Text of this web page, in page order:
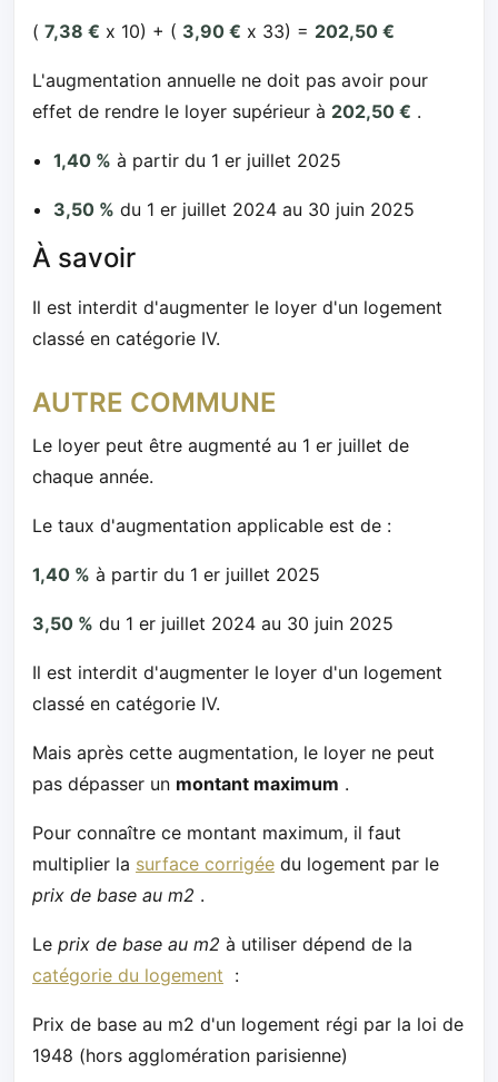
( 7,38 € x 10) + ( 3,90 € x 33) = 202,50 €
L'augmentation annuelle ne doit pas avoir pour
effet de rendre le loyer supérieur à 202,50 € .
1,40 % à partir du 1 er juillet 2025
3,50 % du 1 er juillet 2024 au 30 juin 2025
À savoir
Il est interdit d'augmenter le loyer d'un logement
classé en catégorie IV.
AUTRE COMMUNE
Le loyer peut être augmenté au 1 er juillet de
chaque année.
Le taux d'augmentation applicable est de :
1,40 % à partir du 1 er juillet 2025
3,50 % du 1 er juillet 2024 au 30 juin 2025
Il est interdit d'augmenter le loyer d'un logement
classé en catégorie IV.
Mais après cette augmentation, le loyer ne peut
pas dépasser un montant maximum .
Pour connaître ce montant maximum, il faut
multiplier la surface corrigée du logement par le
prix de base au m2 .
Le prix de base au m2 à utiliser dépend de la
catégorie du logement :
Prix de base au m2 d'un logement régi par la loi de
1948 (hors agglomération parisienne)